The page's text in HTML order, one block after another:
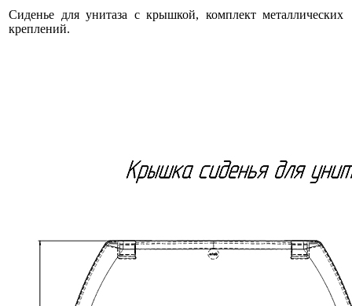
Сиденье для унитаза с крышкой, комплект металлических
креплений.